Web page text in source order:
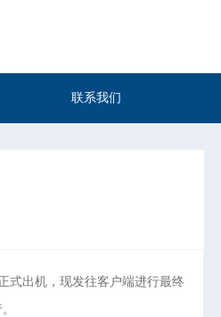
联系我们
式出机，现发往客户端进行最终